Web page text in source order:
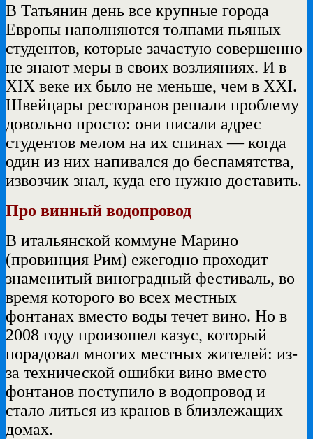
В Татьянин день все крупные города
Европы наполняются толпами пьяных
студентов, которые зачастую совершенно
не знают меры в своих возлияниях. И в
XIX веке их было не меньше, чем в XXI.
Швейцары ресторанов решали проблему
довольно просто: они писали адрес
студентов мелом на их спинах — когда
один из них напивался до беспамятства,
извозчик знал, куда его нужно доставить.
Про винный водопровод
В итальянской коммуне Марино
(провинция Рим) ежегодно проходит
знаменитый виноградный фестиваль, во
время которого во всех местных
фонтанах вместо воды течет вино. Но в
2008 году произошел казус, который
порадовал многих местных жителей: из-
за технической ошибки вино вместо
фонтанов поступило в водопровод и
стало литься из кранов в близлежащих
домах.